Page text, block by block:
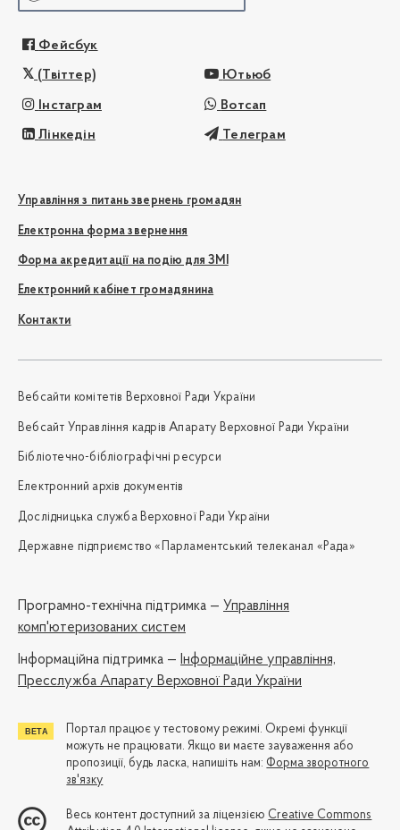
Фейсбук
(Твіттер) Ютьюб
Інстаграм Вотсап
Лінкедін Телеграм
Управління з питань звернень громадян
Електронна форма звернення
Форма акредитації на подію для ЗМІ
Електронний кабінет громадянина
Контакти
Вебсайти комітетів Верховної Ради України
Вебсайт Управління кадрів Апарату Верховної Ради України
Бібліотечно-бібліографічні ресурси
Електронний архів документів
Дослідницька служба Верховної Ради України
Державне підприємство «Парламентський телеканал «Рада»
Програмно-технічна підтримка — Управління
комп'ютеризованих систем
Iнформаційна підтримка — Інформаційне управління,
Пресслужба Апарату Верховної Ради України
Портал працює у тестовому режимі. Окремі функції
можуть не працювати. Якщо ви маєте зауваження або
пропозиції, будь ласка, напишіть нам: Форма зворотного
зв'язку
Весь контент доступний за ліцензією Creative Commons